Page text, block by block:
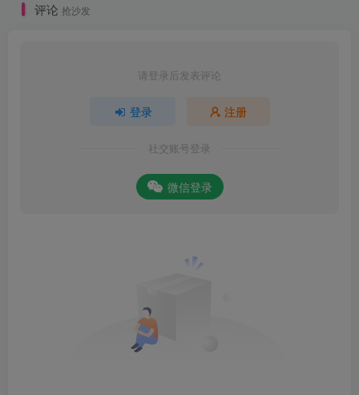
评论 抢沙发
请登录后发表评论
登录 注册
社交账号登录
微信登录